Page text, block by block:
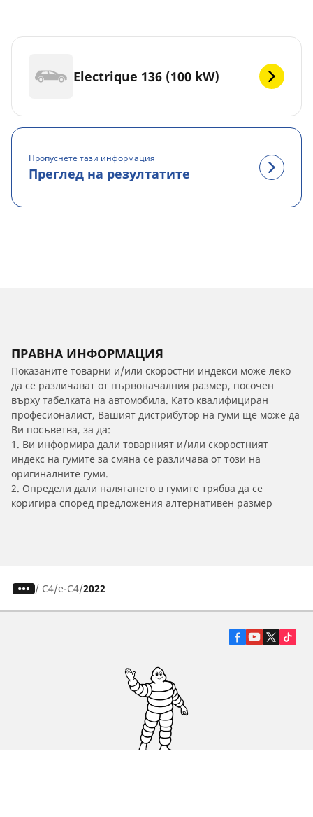
Electrique 136 (100 kW)
Пропуснете тази информация
Преглед на резултатите
ПРАВНА ИНФОРМАЦИЯ
Показаните товарни и/или скоростни индекси може леко
да се различават от първоначалния размер, посочен
върху табелката на автомобила. Като квалифициран
професионалист, Вашият дистрибутор на гуми ще може да
Ви посъветва, за да:
1. Ви информира дали товарният и/или скоростният
индекс на гумите за смяна се различава от този на
оригиналните гуми.
2. Определи дали налягането в гумите трябва да се
коригира според предложения алтернативен размер
/ C4 e-C4 2022